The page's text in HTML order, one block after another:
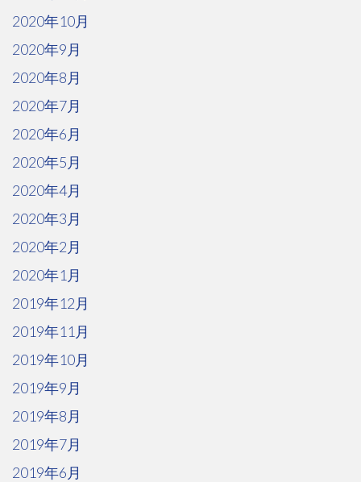
2020年10月
2020年9月
2020年8月
2020年7月
2020年6月
2020年5月
2020年4月
2020年3月
2020年2月
2020年1月
2019年12月
2019年11月
2019年10月
2019年9月
2019年8月
2019年7月
2019年6月